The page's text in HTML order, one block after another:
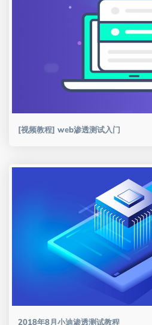
[视频教程] web渗透测试入门
2018年8月小迪渗透测试教程